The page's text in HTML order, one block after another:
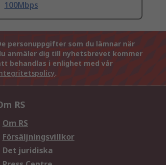
100Mbps
personuppgifter som du lämnar när
anmäler dig till nyhetsbrevet kommer
behandlas i enlighet med vår
.
RS
Om RS
Försäljningsvillkor
Det juridiska